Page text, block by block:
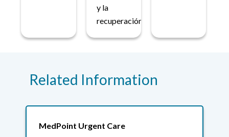
y la
recuperación.
Related Information
MedPoint Urgent Care